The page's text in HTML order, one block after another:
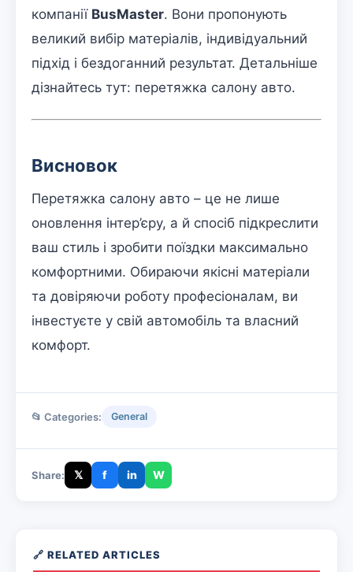
компанії BusMaster. Вони пропонують
великий вибір матеріалів, індивідуальний
підхід і бездоганний результат. Детальніше
дізнайтесь тут: перетяжка салону авто.
Висновок
Перетяжка салону авто – це не лише
оновлення інтер’єру, а й спосіб підкреслити
ваш стиль і зробити поїздки максимально
комфортними. Обираючи якісні матеріали
та довіряючи роботу професіоналам, ви
інвестуєте у свій автомобіль та власний
комфорт.
📂 Categories: General
Share: 𝕏 f in W
🔗 RELATED ARTICLES